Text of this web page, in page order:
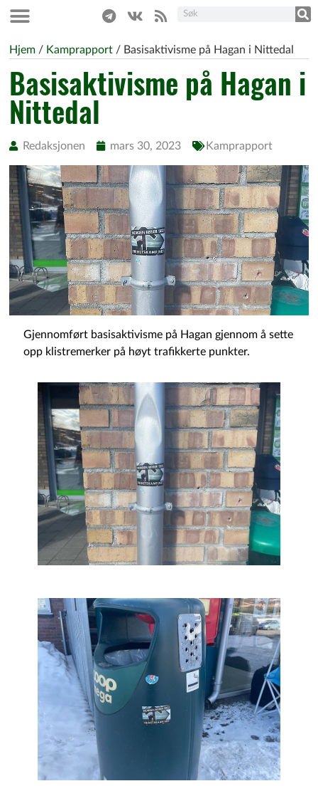
Hjem / Kamprapport / Basisaktivisme på Hagan i Nittedal
Basisaktivisme på Hagan i
Nittedal
Redaksjonen mars 30, 2023 Kamprapport
Gjennomført basisaktivisme på Hagan gjennom å sette
opp klistremerker på høyt trafikkerte punkter.